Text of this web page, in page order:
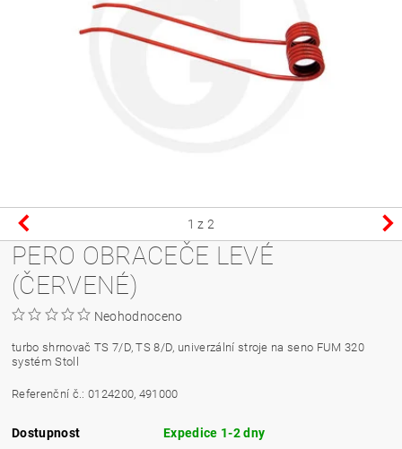
1 z 2
PERO OBRACEČE LEVÉ
(ČERVENÉ)
Neohodnoceno
turbo shrnovač TS 7/D, TS 8/D, univerzální stroje na seno FUM 320
systém Stoll
Referenční č.: 0124200, 491000
Dostupnost Expedice 1-2 dny